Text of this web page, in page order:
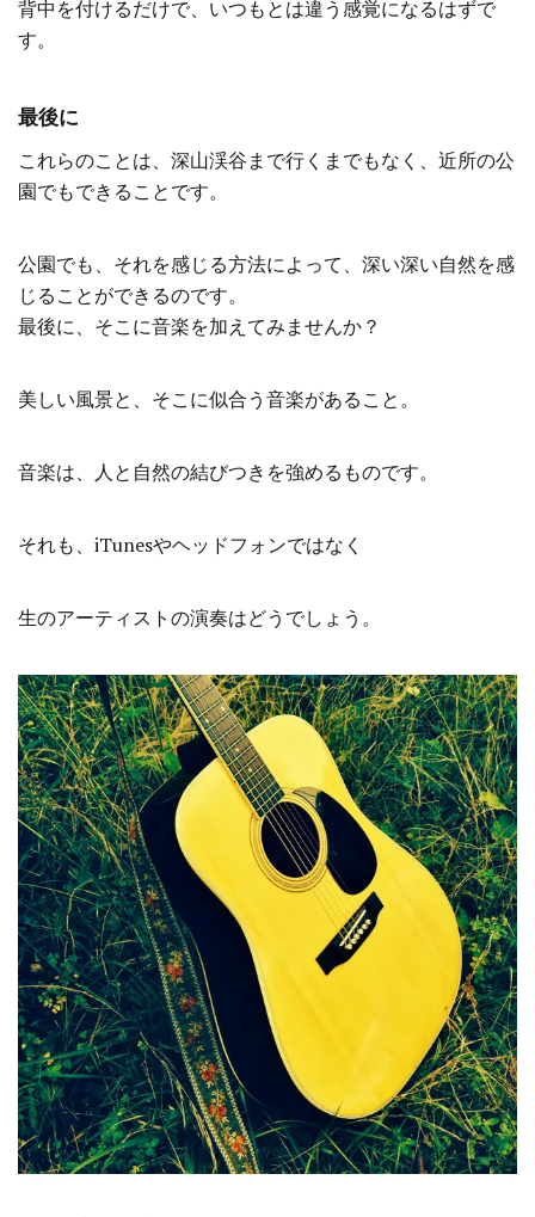
背中を付けるだけで、いつもとは違う感覚になるはずで
す。
最後に
これらのことは、深山渓谷まで行くまでもなく、近所の公
園でもできることです。
公園でも、それを感じる方法によって、深い深い自然を感
じることができるのです。
最後に、そこに音楽を加えてみませんか？
美しい風景と、そこに似合う音楽があること。
音楽は、人と自然の結びつきを強めるものです。
それも、iTunesやヘッドフォンではなく
生のアーティストの演奏はどうでしょう。